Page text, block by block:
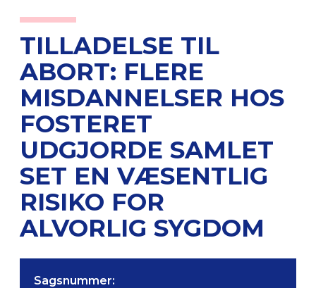
TILLADELSE TIL
ABORT: FLERE
MISDANNELSER HOS
FOSTERET
UDGJORDE SAMLET
SET EN VÆSENTLIG
RISIKO FOR
ALVORLIG SYGDOM
Sagsnummer: